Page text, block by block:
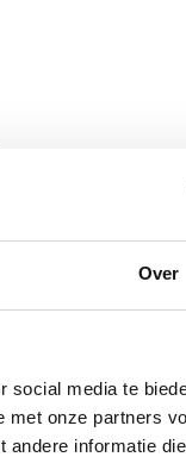
Over
social media te
met onze partners
informatie